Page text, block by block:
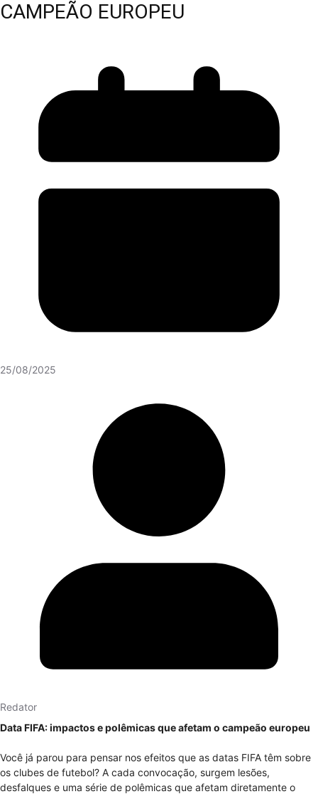
CAMPEÃO EUROPEU
25/08/2025
Redator
Data FIFA: impactos e polêmicas que afetam o campeão europeu
Você já parou para pensar nos efeitos que as datas FIFA têm sobre
os clubes de futebol? A cada convocação, surgem lesões,
desfalques e uma série de polêmicas que afetam diretamente o